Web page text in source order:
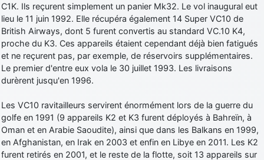
C1K. Ils reçurent simplement un panier Mk32. Le vol inaugural eut
lieu le 11 juin 1992. Elle récupéra également 14 Super VC10 de
British Airways, dont 5 furent convertis au standard VC.10 K4,
proche du K3. Ces appareils étaient cependant déjà bien fatigués
et ne reçurent pas, par exemple, de réservoirs supplémentaires.
Le premier d'entre eux vola le 30 juillet 1993. Les livraisons
durèrent jusqu'en 1996.
Les VC10 ravitailleurs servirent énormément lors de la guerre du
golfe en 1991 (9 appareils K2 et K3 furent déployés à Bahreïn, à
Oman et en Arabie Saoudite), ainsi que dans les Balkans en 1999,
en Afghanistan, en Irak en 2003 et enfin en Libye en 2011. Les K2
furent retirés en 2001, et le reste de la flotte, soit 13 appareils sur